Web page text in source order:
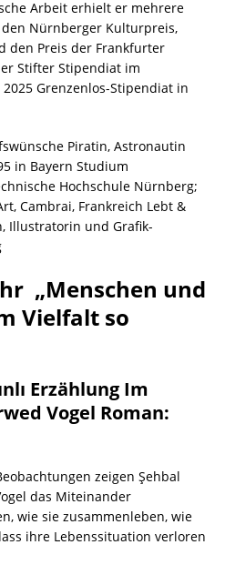
Arbeit erhielt er mehrere
Nürnberger Kulturpreis,
den Preis der Frankfurter
Stifter Stipendiat im
Grenzenlos-Stipendiat in
Piratin, Astronautin
in Bayern Studium
Hochschule Nürnberg;
Cambrai, Frankreich Lebt &
Illustratorin und Grafik-
„Menschen und
Vielfalt so
Erzählung Im
Vogel Roman:
zeigen Şehbal
das Miteinander
wie sie zusammenleben, wie
ihre Lebenssituation verloren